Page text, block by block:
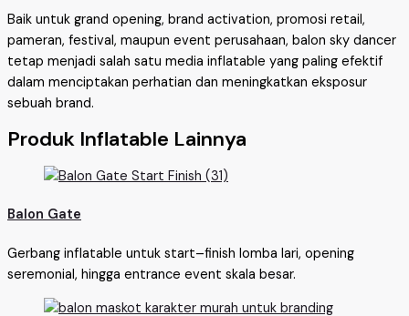
Baik untuk grand opening, brand activation, promosi retail,
pameran, festival, maupun event perusahaan, balon sky dancer
tetap menjadi salah satu media inflatable yang paling efektif
dalam menciptakan perhatian dan meningkatkan eksposur
sebuah brand.
Produk Inflatable Lainnya
Balon Gate
Gerbang inflatable untuk start–finish lomba lari, opening
seremonial, hingga entrance event skala besar.